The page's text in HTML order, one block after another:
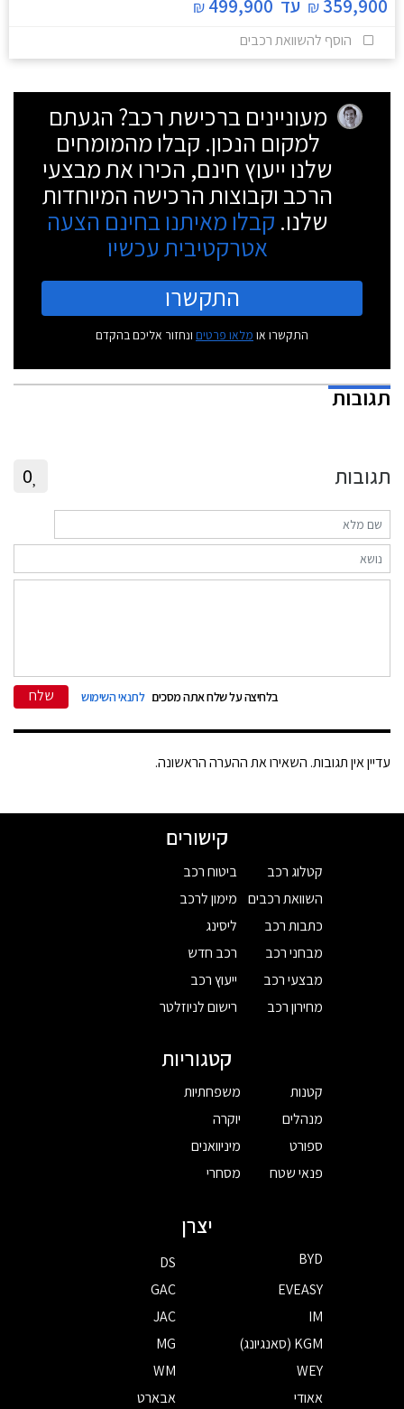
359,900
₪ עד 499,900
₪
הוסף להשוואת רכבים
מעוניינים ברכישת רכב? הגעתם
למקום הנכון. קבלו מהמומחים
שלנו ייעוץ חינם, הכירו את מבצעי
הרכב וקבוצות הרכישה המיוחדות
שלנו. קבלו מאיתנו בחינם הצעה
אטרקטיבית עכשיו
התקשרו
התקשרו או מלאו פרטים ונחזור אליכם בהקדם
תגובות
תגובות 0
בלחיצה על שלח אתה מסכים לתנאי השימוש שלח
עדיין אין תגובות. השאירו את ההערה הראשונה.
קישורים
קטלוג רכב
השוואת רכבים
כתבות רכב
מבחני רכב
מבצעי רכב
מחירון רכב
ביטוח רכב
מימון לרכב
ליסינג
רכב חדש
ייעוץ רכב
רישום לניוזלטר
קטגוריות
קטנות
מנהלים
ספורט
פנאי שטח
משפחתיות
יוקרה
מיניוואנים
מסחרי
יצרן
BYD
DS
EVEASY
GAC
IM
JAC
KGM (סאנגיונג)
MG
WEY
WM
אאודי
אבארט